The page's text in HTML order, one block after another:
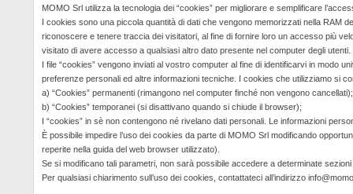
MOMO Srl utilizza la tecnologia dei “cookies” per migliorare e semplificare
I cookies sono una piccola quantità di dati che vengono memorizzati nella
riconoscere e tenere traccia dei visitatori, al fine di fornire loro un accesso più
visitato di avere accesso a qualsiasi altro dato presente nel computer degli utenti.
I file “cookies” vengono inviati al vostro computer al fine di identificarvi in modo
preferenze personali ed altre informazioni tecniche. I cookies che utilizziamo si
a) “Cookies” permanenti (rimangono nel computer finché non vengono cancellati);
b) “Cookies” temporanei (si disattivano quando si chiude il browser);
I “cookies” in sè non contengono né rivelano dati personali. Le informazioni
È possibile impedire l’uso dei cookies da parte di MOMO Srl modificando
reperite nella guida del web browser utilizzato).
Se si modificano tali parametri, non sarà possibile accedere a determinate sezioni
Per qualsiasi chiarimento sull’uso dei cookies, contattateci all’indirizzo